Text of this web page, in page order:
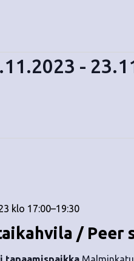
-
/ Peer
klo 17:00–19:30